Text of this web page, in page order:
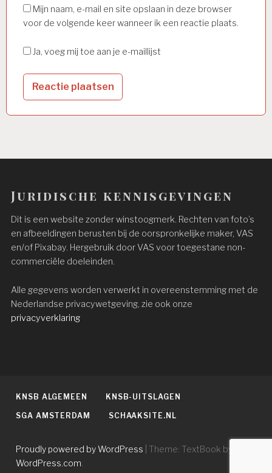
Mijn naam, e-mail en site opslaan in deze browser
voor de volgende keer wanneer ik een reactie plaats.
Ja, voeg mij toe aan je e-maillijst
Juridische kennisgevingen
Dit is een website zonder winstoogmerk. Rechten van foto’s
en afbeeldingen berusten bij de oorspronkelijke maker, VAS
en/of Pixabay. Hergebruik door VAS voor toegestane non-
commerciële doeleinden.
Alle gegevens worden verwerkt in overeenstemming met de
Nederlandse privacywetgeving, zie ook onze
privacyverklaring
KNSB ALGEMEEN KNSB-UITSLAGEN
SGA AMSTERDAM SCHAAKSITE.NL
Proudly powered by WordPress
Theme: TextBook by
WordPress.com